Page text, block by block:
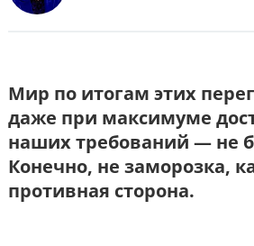
Мир по итогам этих
даже при максимуме
наших требований — не
Конечно, не заморозка,
противная сторона.